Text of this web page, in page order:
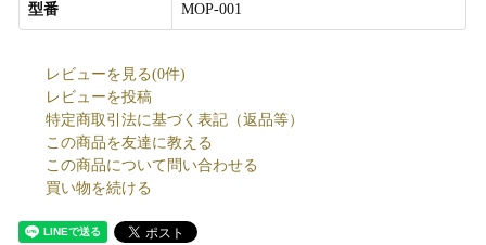
型番 MOP-001
レビューを見る(0件)
レビューを投稿
特定商取引法に基づく表記（返品等）
この商品を友達に教える
この商品について問い合わせる
買い物を続ける